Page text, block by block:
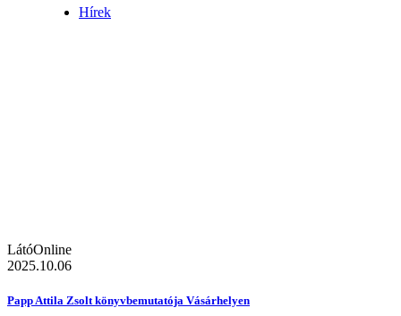
Hírek
LátóOnline
2025.10.06
Papp Attila Zsolt könyvbemutatója Vásárhelyen